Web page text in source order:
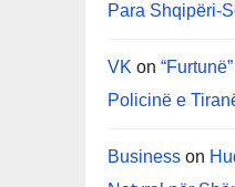
Para Shqipëri-
VK on
Policinë e
Businesson